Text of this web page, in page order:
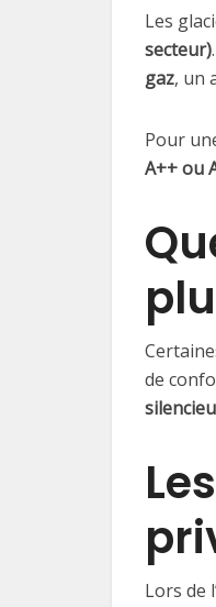
Les
secteur)
gaz, un
Pour
A++ ou
de
Lors de